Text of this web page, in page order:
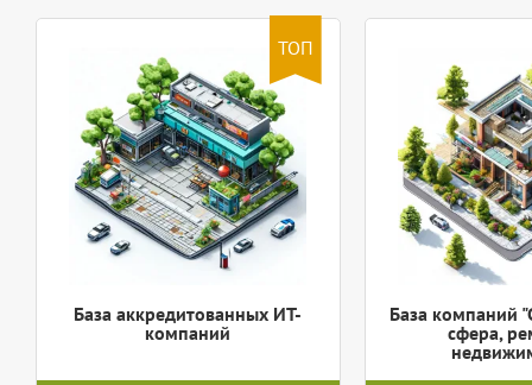
ТОП
База аккредитованных ИТ-
компаний
База компаний
сфера,